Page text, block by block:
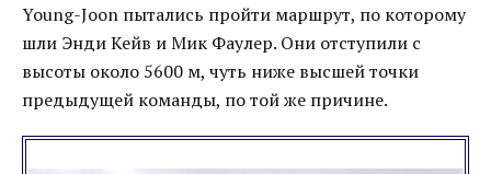
Young-Joon пытались пройти маршрут, по которому
шли Энди Кейв и Мик Фаулер. Они отступили с
высоты около 5600 м, чуть ниже высшей точки
предыдущей команды, по той же причине.